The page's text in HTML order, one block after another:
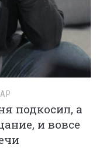
подкосил, а
и вовсе